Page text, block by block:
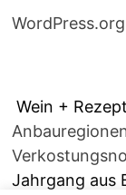
WordPress.org
Wein +
Jahrgang aus